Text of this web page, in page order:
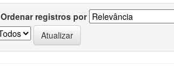
Ordenar registros por